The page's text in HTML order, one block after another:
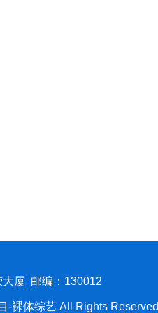
大厦 邮编：130012
-裸体综艺 All Rights Reserved